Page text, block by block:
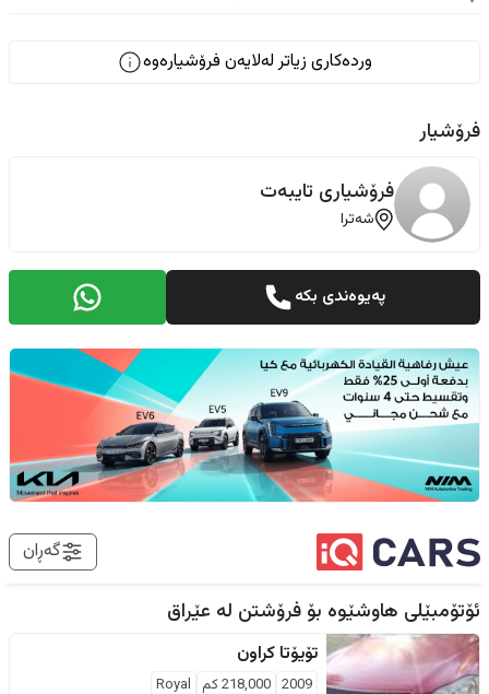
وردەکاری زیاتر لەلایەن فرۆشیارەوە
فرۆشیار
فرۆشیاری تایبەت
شەترا
پەیوەندی بکە
گەڕان
ئۆتۆمبێلی هاوشێوە بۆ فرۆشتن لە عێراق
تۆیۆتا کراون
2009
218,000كم Royal